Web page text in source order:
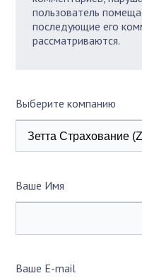
пользователь
последующие его
рассматриваются.
Выберите компанию
Ваше Имя
Ваше E-mail